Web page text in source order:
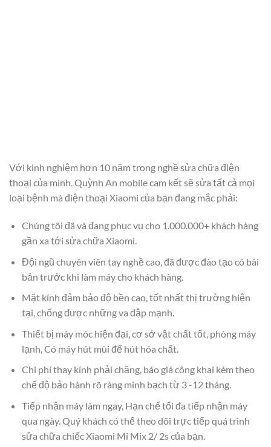
Với kinh nghiệm hơn 10 năm trong nghề sửa chữa điện
thoại của mình. Quỳnh An mobile cam kết sẽ sửa tất cả mọi
loại bệnh mà điện thoại Xiaomi của bạn đang mắc phải:
Chúng tôi đã và đang phục vụ cho 1.000.000+ khách hàng
gần xa tới sửa chữa Xiaomi.
Đội ngũ chuyên viên tay nghề cao, đã được đào tạo có bài
bản trước khi làm máy cho khách hàng.
Mặt kính đảm bảo độ bền cao, tốt nhất thị trường hiện
tại, chống được những va đập mạnh.
Thiết bị máy móc hiện đại, cơ sở vật chất tốt, phòng máy
lạnh, Có máy hút mùi để hút hóa chất.
Chi phí thay kính phải chăng, báo giá công khai kèm theo
chế độ bảo hành rõ ràng minh bạch từ 3 -12 tháng.
Tiếp nhận máy làm ngay, Hạn chế tối đa tiếp nhận máy
qua ngày. Quý khách có thể theo dõi trực tiếp quá trình
sửa chữa chiếc Xiaomi Mi Mix 2/ 2s của bạn.